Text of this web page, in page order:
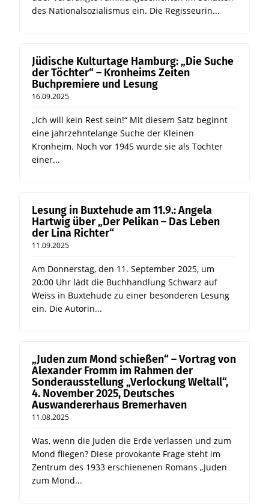
des Nationalsozialismus ein. Die Regisseurin...
Jüdische Kulturtage Hamburg: „Die Suche
der Töchter“ – Kronheims Zeiten
Buchpremiere und Lesung
16.09.2025
„Ich will kein Rest sein!“ Mit diesem Satz beginnt
eine jahrzehntelange Suche der Kleinen
Kronheim. Noch vor 1945 wurde sie als Tochter
einer...
Lesung in Buxtehude am 11.9.: Angela
Hartwig über „Der Pelikan – Das Leben
der Lina Richter“
11.09.2025
Am Donnerstag, den 11. September 2025, um
20:00 Uhr lädt die Buchhandlung Schwarz auf
Weiss in Buxtehude zu einer besonderen Lesung
ein. Die Autorin...
„Juden zum Mond schießen“ – Vortrag von
Alexander Fromm im Rahmen der
Sonderausstellung „Verlockung Weltall“,
4. November 2025, Deutsches
Auswandererhaus Bremerhaven
11.08.2025
Was, wenn die Juden die Erde verlassen und zum
Mond fliegen? Diese provokante Frage steht im
Zentrum des 1933 erschienenen Romans „Juden
zum Mond...